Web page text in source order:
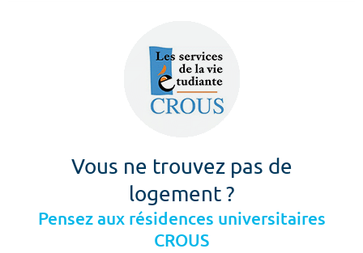
Vous ne trouvez pas de
logement ?
Pensez aux résidences universitaires
CROUS